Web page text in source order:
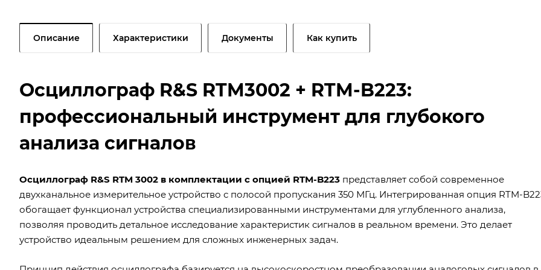
Описание Характеристики Документы Как купить
Осциллограф R&S RTM3002 + RTM-B223:
профессиональный инструмент для глубокого
анализа сигналов
Осциллограф R&S RTM 3002 в комплектации с опцией RTM-B223 представляет собой современное
двухканальное измерительное устройство с полосой пропускания 350 МГц. Интегрированная опция RTM-
обогащает функционал устройства специализированными инструментами для углубленного анализа,
позволяя проводить детальное исследование характеристик сигналов в реальном времени. Это делает
устройство идеальным решением для сложных инженерных задач.